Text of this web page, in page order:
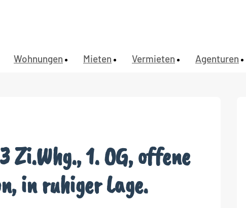
Wohnungen Mieten Vermieten Agenturen
Zi.Whg., 1. OG, offene
in ruhiger Lage.